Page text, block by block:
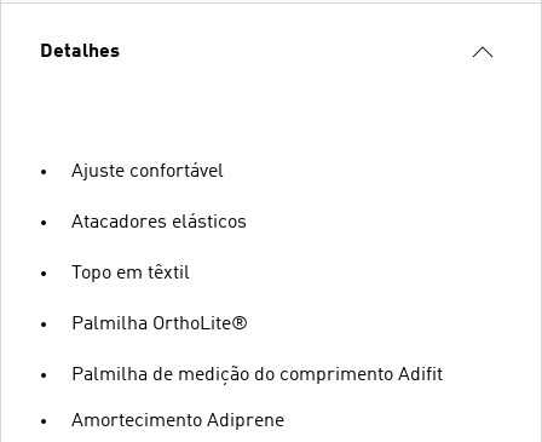
Detalhes
Ajuste confortável
Atacadores elásticos
Topo em têxtil
Palmilha OrthoLite®
Palmilha de medição do comprimento Adifit
Amortecimento Adiprene